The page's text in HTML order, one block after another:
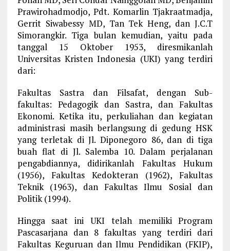
Prawirohadmodjo, Pdt. Komarlin Tjakraatmadja,
Gerrit Siwabessy MD, Tan Tek Heng, dan J.C.T
Simorangkir. Tiga bulan kemudian, yaitu pada
tanggal 15 Oktober 1953, diresmikanlah
Universitas Kristen Indonesia (UKI) yang terdiri
dari:
Fakultas Sastra dan Filsafat, dengan Sub-
fakultas: Pedagogik dan Sastra, dan Fakultas
Ekonomi. Ketika itu, perkuliahan dan kegiatan
administrasi masih berlangsung di gedung HSK
yang terletak di Jl. Diponegoro 86, dan di tiga
buah flat di Jl. Salemba 10. Dalam perjalanan
pengabdiannya, didirikanlah Fakultas Hukum
(1956), Fakultas Kedokteran (1962), Fakultas
Teknik (1963), dan Fakultas Ilmu Sosial dan
Politik (1994).
Hingga saat ini UKI telah memiliki Program
Pascasarjana dan 8 fakultas yang terdiri dari
Fakultas Keguruan dan Ilmu Pendidikan (FKIP),